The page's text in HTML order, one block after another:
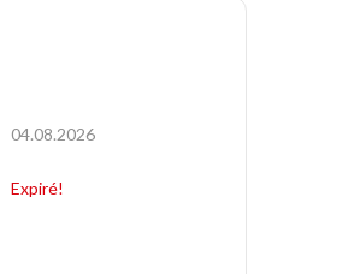
04.08.2026
Expiré!